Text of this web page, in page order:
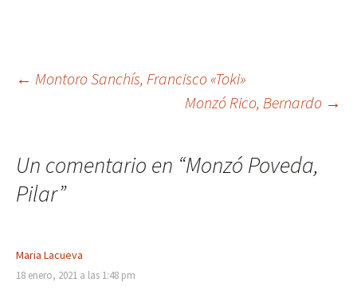
Navegación
entradas
← Montoro Sanchís, Francisco «Toki»
Monzó Rico, Bernardo →
Un comentario en “Monzó Poveda,
Pilar”
Maria Lacueva
18 enero, 2021 a las 1:48 pm